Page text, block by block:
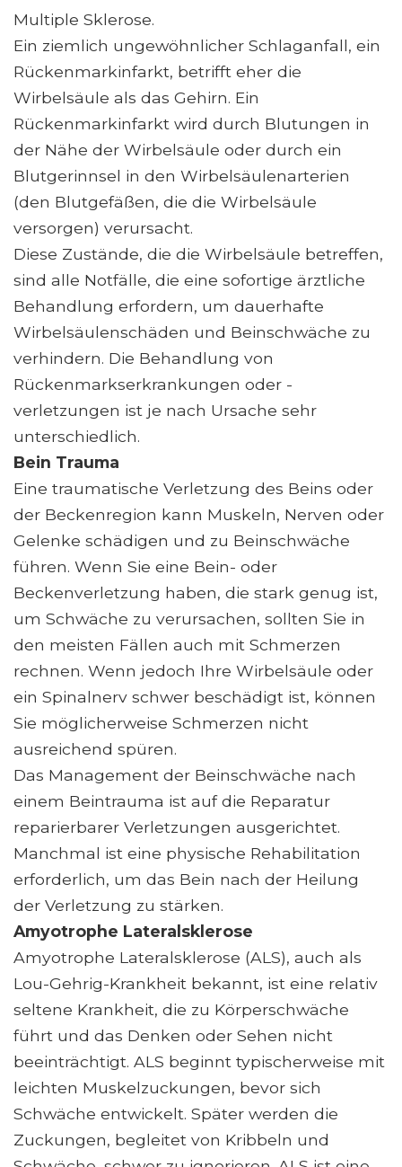
Multiple Sklerose.
Ein ziemlich ungewöhnlicher Schlaganfall, ein
Rückenmarkinfarkt, betrifft eher die
Wirbelsäule als das Gehirn. Ein
Rückenmarkinfarkt wird durch Blutungen in
der Nähe der Wirbelsäule oder durch ein
Blutgerinnsel in den Wirbelsäulenarterien
(den Blutgefäßen, die die Wirbelsäule
versorgen) verursacht.
Diese Zustände, die die Wirbelsäule betreffen,
sind alle Notfälle, die eine sofortige ärztliche
Behandlung erfordern, um dauerhafte
Wirbelsäulenschäden und Beinschwäche zu
verhindern. Die Behandlung von
Rückenmarkserkrankungen oder -
verletzungen ist je nach Ursache sehr
unterschiedlich.
Bein Trauma
Eine traumatische Verletzung des Beins oder
der Beckenregion kann Muskeln, Nerven oder
Gelenke schädigen und zu Beinschwäche
führen. Wenn Sie eine Bein- oder
Beckenverletzung haben, die stark genug ist,
um Schwäche zu verursachen, sollten Sie in
den meisten Fällen auch mit Schmerzen
rechnen. Wenn jedoch Ihre Wirbelsäule oder
ein Spinalnerv schwer beschädigt ist, können
Sie möglicherweise Schmerzen nicht
ausreichend spüren.
Das Management der Beinschwäche nach
einem Beintrauma ist auf die Reparatur
reparierbarer Verletzungen ausgerichtet.
Manchmal ist eine physische Rehabilitation
erforderlich, um das Bein nach der Heilung
der Verletzung zu stärken.
Amyotrophe Lateralsklerose
Amyotrophe Lateralsklerose (ALS), auch als
Lou-Gehrig-Krankheit bekannt, ist eine relativ
seltene Krankheit, die zu Körperschwäche
führt und das Denken oder Sehen nicht
beeinträchtigt. ALS beginnt typischerweise mit
leichten Muskelzuckungen, bevor sich
Schwäche entwickelt. Später werden die
Zuckungen, begleitet von Kribbeln und